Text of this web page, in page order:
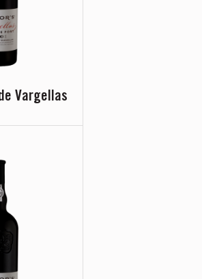
2010
2020
Vargellas